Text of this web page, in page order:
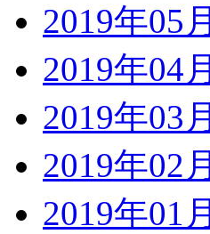
2019年05月
2019年04月
2019年03月
2019年02月
2019年01月